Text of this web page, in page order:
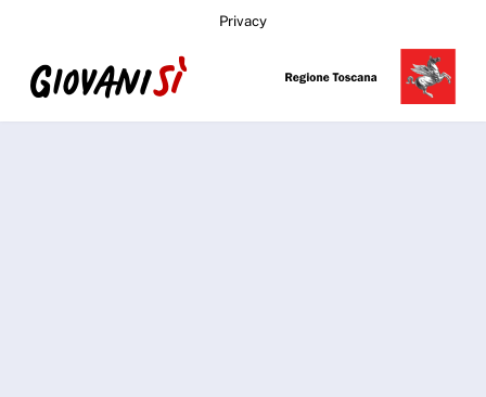
Privacy